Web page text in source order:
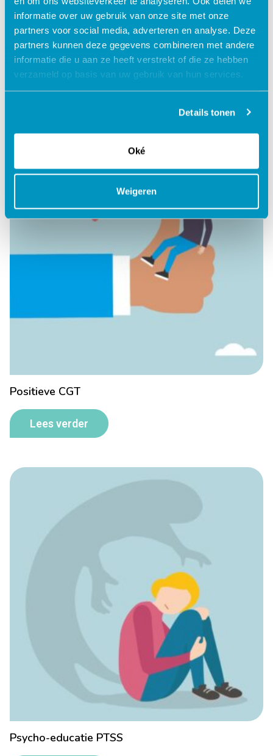
informatie over uw gebruik van onze site met onze
partners voor social media, adverteren en analyse. Deze
partners kunnen deze gegevens combineren met andere
informatie die u aan ze heeft verstrekt of die ze hebben
verzameld op basis van uw gebruik van hun services.
Details tonen
Oké
Weigeren
Positief logboek
Lees verder
Positieve CGT
Lees verder
Psycho-educatie PTSS